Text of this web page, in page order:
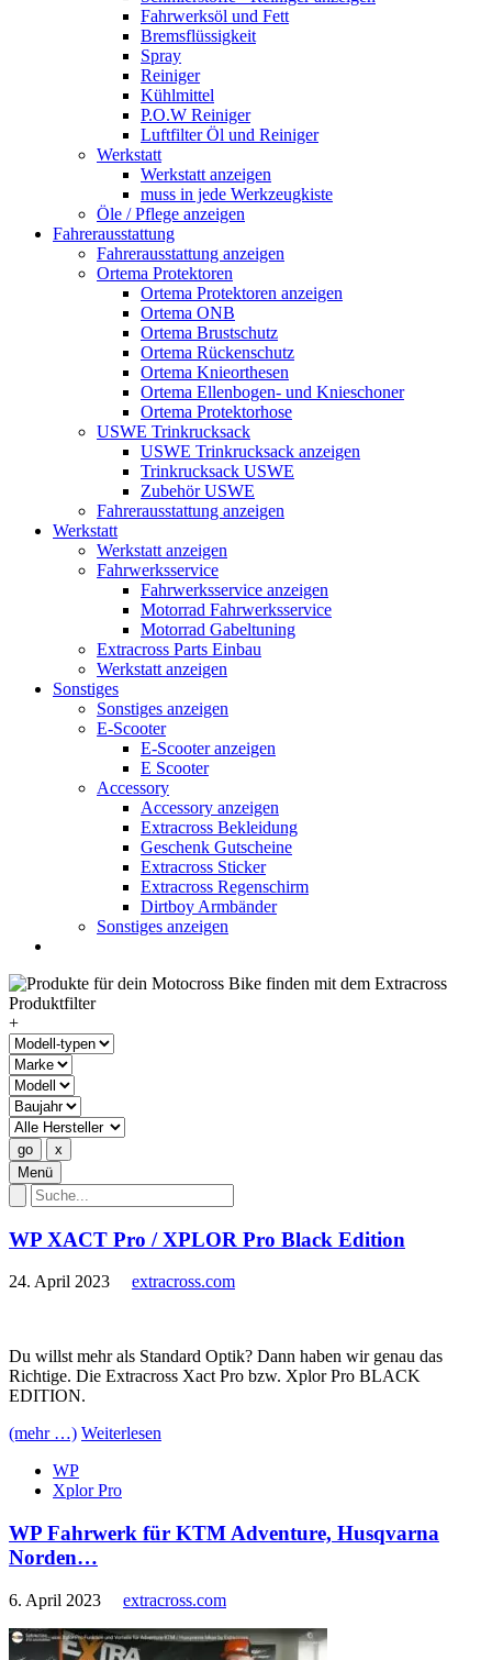
Fahrwerksöl und Fett
Bremsflüssigkeit
Spray
Reiniger
Kühlmittel
P.O.W Reiniger
Luftfilter Öl und Reiniger
Werkstatt
Werkstatt anzeigen
muss in jede Werkzeugkiste
Öle / Pflege anzeigen
Fahrerausstattung
Fahrerausstattung anzeigen
Ortema Protektoren
Ortema Protektoren anzeigen
Ortema ONB
Ortema Brustschutz
Ortema Rückenschutz
Ortema Knieorthesen
Ortema Ellenbogen- und Knieschoner
Ortema Protektorhose
USWE Trinkrucksack
USWE Trinkrucksack anzeigen
Trinkrucksack USWE
Zubehör USWE
Fahrerausstattung anzeigen
Werkstatt
Werkstatt anzeigen
Fahrwerksservice
Fahrwerksservice anzeigen
Motorrad Fahrwerksservice
Motorrad Gabeltuning
Extracross Parts Einbau
Werkstatt anzeigen
Sonstiges
Sonstiges anzeigen
E-Scooter
E-Scooter anzeigen
E Scooter
Accessory
Accessory anzeigen
Extracross Bekleidung
Geschenk Gutscheine
Extracross Sticker
Extracross Regenschirm
Dirtboy Armbänder
Sonstiges anzeigen
+
Menü
WP XACT Pro / XPLOR Pro Black Edition
24. April 2023 extracross.com
Du willst mehr als Standard Optik? Dann haben wir genau das
Richtige. Die Extracross Xact Pro bzw. Xplor Pro BLACK
EDITION.
(mehr …) Weiterlesen
WP
Xplor Pro
WP Fahrwerk für KTM Adventure, Husqvarna
Norden…
6. April 2023 extracross.com